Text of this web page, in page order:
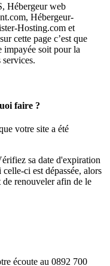
Hébergeur web
Hébergeur-
Hosting.com et
cette page c’est que
impayée soit pour la
faire ?
votre site a été
sa date d'expiration
ci est dépassée, alors
renouveler afin de le
écoute au 0892 700